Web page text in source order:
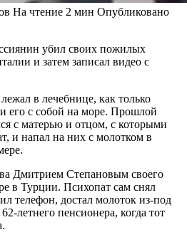
На чтение 2 мин Опубликовано
убил своих пожилых
и затем записал видео с
в лечебнице, как только
его с собой на море. Прошлой
с матерью и отцом, с которыми
и напал на них с молотком в
Дмитрием Степановым своего
в Турции. Психопат сам снял
телефон, достал молоток из-под
летнего пенсионера, когда тот